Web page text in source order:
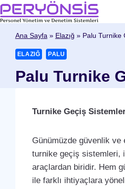
Skip
to
contentAna Sayfa» Elazığ » Palu Turnike
ELAZIĞ PALU
Palu Turnike
Turnike Geçiş
Günümüzde güvenlik ve
turnike geçiş sistemleri,
araçlardan biridir. Hem
ile farklı ihtiyaçlara